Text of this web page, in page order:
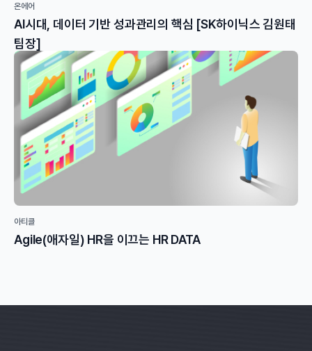
온에어
AI시대, 데이터 기반 성과관리의 핵심 [SK하이닉스 김원태
팀장]
아티클
Agile(애자일) HR을 이끄는 HR DATA